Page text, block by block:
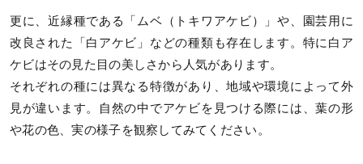
更に、近縁種である「ムベ（トキワアケビ）」や、園芸用に
改良された「白アケビ」などの種類も存在します。特に白ア
ケビはその見た目の美しさから人気があります。
それぞれの種には異なる特徴があり、地域や環境によって外
見が違います。自然の中でアケビを見つける際には、葉の形
や花の色、実の様子を観察してみてください。